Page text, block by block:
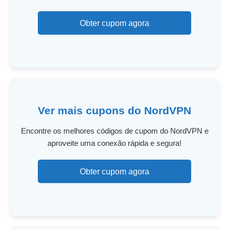
Obter cupom agora
Ver mais cupons do NordVPN
Encontre os melhores códigos de cupom do NordVPN e
aproveite uma conexão rápida e segura!
Obter cupom agora